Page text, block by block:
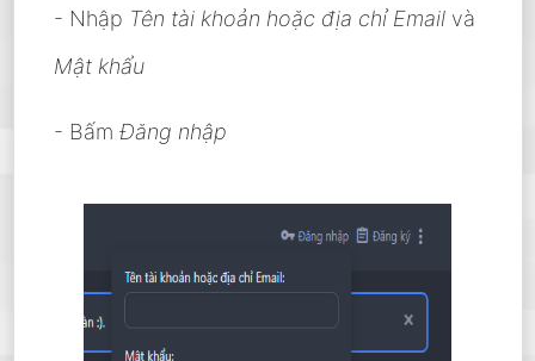
- Nhập Tên tài khoản hoặc địa chỉ Email và
Mật khẩu
- Bấm Đăng nhập